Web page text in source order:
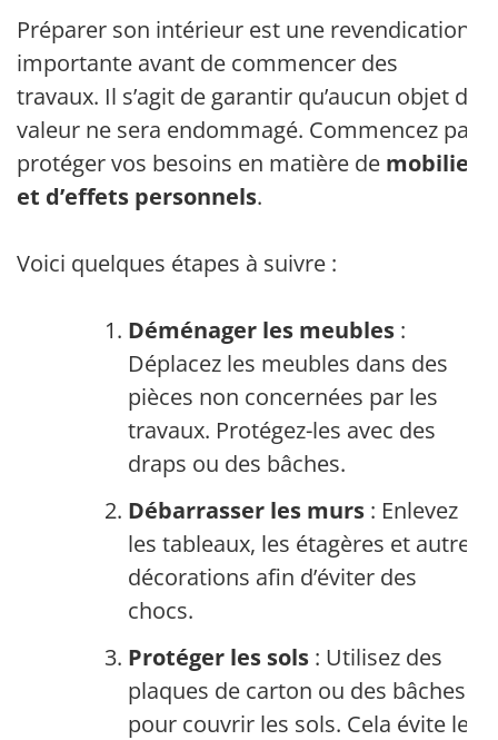
Préparer son intérieur est une revendication
importante avant de commencer des
travaux. Il s’agit de garantir qu’aucun objet de
valeur ne sera endommagé. Commencez par
protéger vos besoins en matière de mobilier
et d’effets personnels.
Voici quelques étapes à suivre :
Déménager les meubles :
Déplacez les meubles dans des
pièces non concernées par les
travaux. Protégez-les avec des
draps ou des bâches.
Débarrasser les murs : Enlevez
les tableaux, les étagères et autres
décorations afin d’éviter des
chocs.
Protéger les sols : Utilisez des
plaques de carton ou des bâches
pour couvrir les sols. Cela évite les